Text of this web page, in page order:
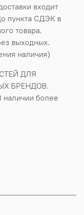
входит
пункта СДЭК в
товара.
выходных.
наличия)
ДЛЯ
БРЕНДОВ.
наличии более